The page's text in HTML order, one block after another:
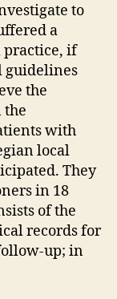
to
a
practice, if
guidelines
the
the
with
local
They
in 18
of the
records for
up; in